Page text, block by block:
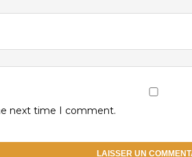
next time I comment.